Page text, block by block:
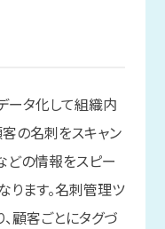
ータ化して組織内
の名刺をスキャン
どの情報をスピー
ります。名刺管理ツ
顧客ごとにタグづ